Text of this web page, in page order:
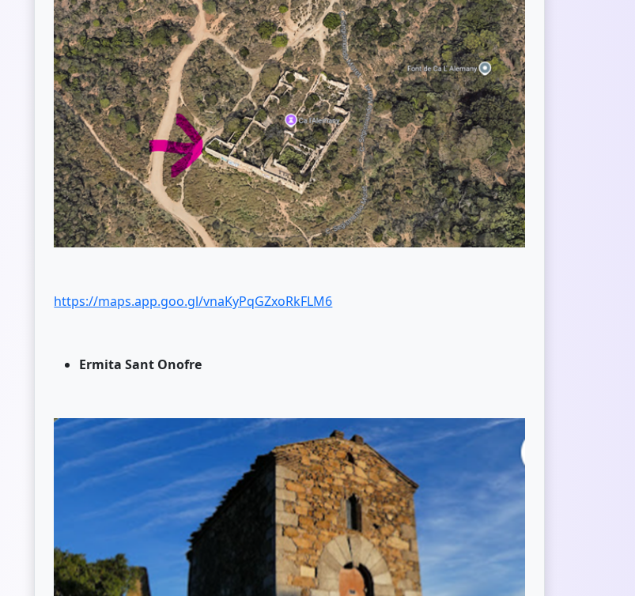
https://maps.app.goo.gl/vnaKyPqGZxoRkFLM6
Ermita Sant Onofre